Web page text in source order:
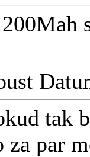
tak
par